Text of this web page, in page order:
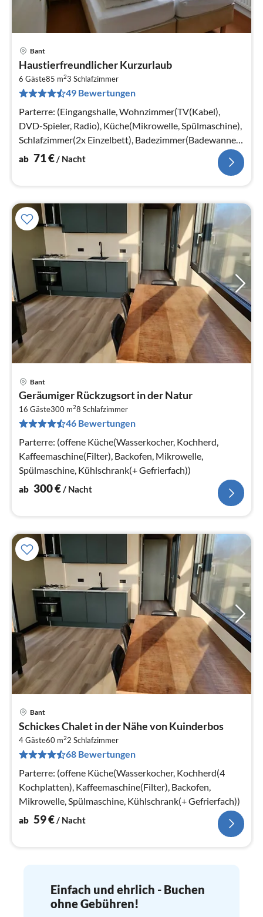
Bant
Haustierfreundlicher Kurzurlaub
6 Gäste85 m23 Schlafzimmer
49 Bewertungen
Parterre: (Eingangshalle, Wohnzimmer(TV(Kabel),
DVD-Spieler, Radio), Küche(Mikrowelle, Spülmaschine),
Schlafzimmer(2x Einzelbett), Badezimmer(Badewanne,
Waschbecken), Toilette)
ab 71€/ Nacht
Bant
Geräumiger Rückzugsort in der Natur
16 Gäste300 m28 Schlafzimmer
46 Bewertungen
Parterre: (offene Küche(Wasserkocher, Kochherd,
Kaffeemaschine(Filter), Backofen, Mikrowelle,
Spülmaschine, Kühlschrank(+ Gefrierfach))
ab 300€/ Nacht
Bant
Schickes Chalet in der Nähe von Kuinderbos
4 Gäste60 m22 Schlafzimmer
68 Bewertungen
Parterre: (offene Küche(Wasserkocher, Kochherd(4
Kochplatten), Kaffeemaschine(Filter), Backofen,
Mikrowelle, Spülmaschine, Kühlschrank(+ Gefrierfach))
ab 59€/ Nacht
Einfach und ehrlich - Buchen
ohne Gebühren!